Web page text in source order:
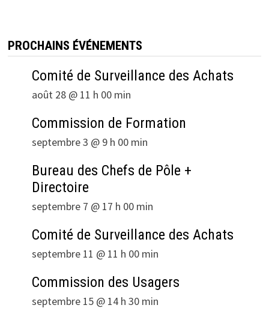
PROCHAINS ÉVÉNEMENTS
Comité de Surveillance des Achats
août 28 @ 11 h 00 min
Commission de Formation
septembre 3 @ 9 h 00 min
Bureau des Chefs de Pôle +
Directoire
septembre 7 @ 17 h 00 min
Comité de Surveillance des Achats
septembre 11 @ 11 h 00 min
Commission des Usagers
septembre 15 @ 14 h 30 min